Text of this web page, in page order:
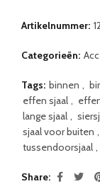
Artikelnummer:
Categorieën:
Tags: binnen ,
effen sjaal ,
lange sjaal ,
sjaal voor buiten ,
tussendoorsjaal ,
Share